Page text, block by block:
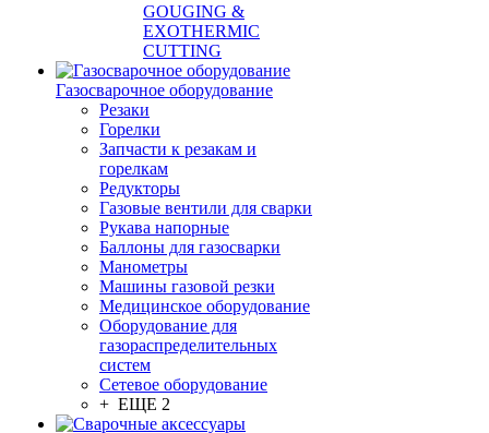
GOUGING &
EXOTHERMIC
CUTTING
Газосварочное оборудование
Резаки
Горелки
Запчасти к резакам и
горелкам
Редукторы
Газовые вентили для сварки
Рукава напорные
Баллоны для газосварки
Манометры
Машины газовой резки
Медицинское оборудование
Оборудование для
газораспределительных
систем
Сетевое оборудование
+ ЕЩЕ 2